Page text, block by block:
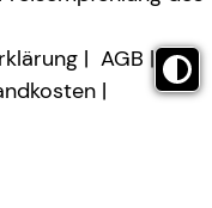
AGB